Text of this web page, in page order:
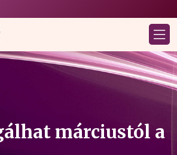
márciustól a